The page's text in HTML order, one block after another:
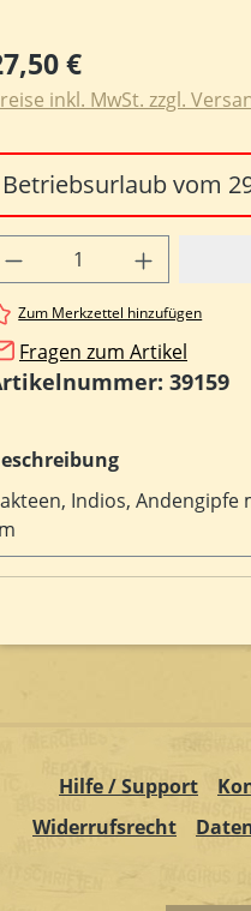
Preis:
€
inkl. MwSt. zzgl.
Betriebsurlaub vom
Anzahl: Gib
Zum Merkzettel hinzufügen
Fragen zum Artikel
39159
Indios, Andengipfe
Hilfe / Support
Widerrufsrecht